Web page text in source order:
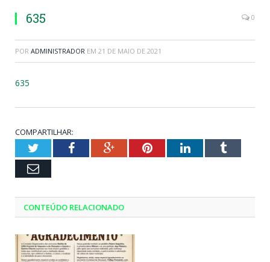
635 0
POR ADMINISTRADOR EM 21 DE MAIO DE 2021
635
COMPARTILHAR:
TwitterFacebookGoogle+PinterestLinkedInTumblr
Email
CONTEÚDO RELACIONADO